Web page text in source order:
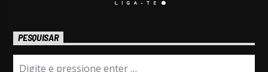
PESQUISAR